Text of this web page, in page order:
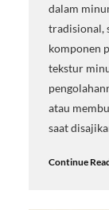
dalam
tradisional,
komponen
tekstur
atau
saat
Continue